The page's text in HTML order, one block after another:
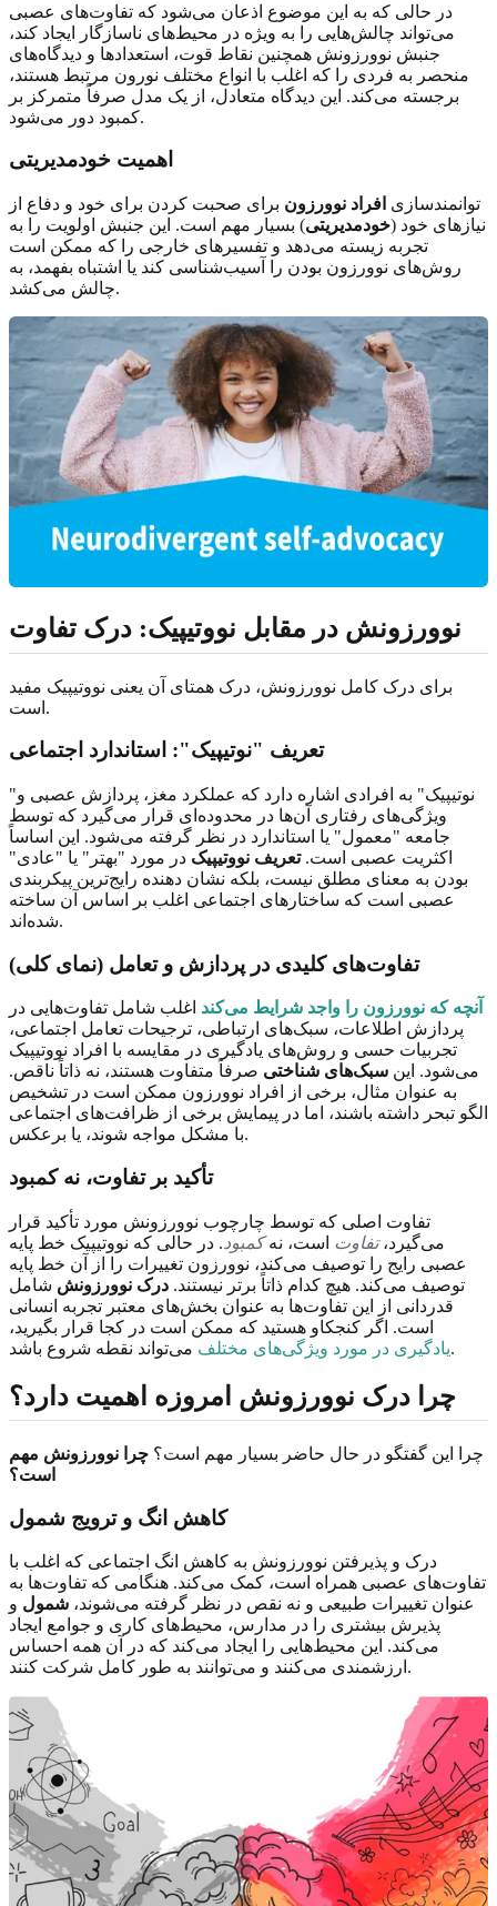
در حالی که به این موضوع اذعان می‌شود که تفاوت‌های عصبی
می‌تواند چالش‌هایی را به ویژه در محیط‌های ناسازگار ایجاد کند،
جنبش نوورزونش همچنین نقاط قوت، استعدادها و دیدگاه‌های
منحصر به فردی را که اغلب با انواع مختلف نورون مرتبط هستند،
برجسته می‌کند. این دیدگاه متعادل، از یک مدل صرفاً متمرکز بر
کمبود دور می‌شود.
اهمیت خودمدیریتی
توانمندسازی افراد نوورزون برای صحبت کردن برای خود و دفاع از
نیازهای خود (خودمدیریتی) بسیار مهم است. این جنبش اولویت را به
تجربه زیسته می‌دهد و تفسیرهای خارجی را که ممکن است
روش‌های نوورزون بودن را آسیب‌شناسی کند یا اشتباه بفهمد، به
چالش می‌کشد.
نوورزونش در مقابل نووتیپیک: درک تفاوت
برای درک کامل نوورزونش، درک همتای آن یعنی نووتیپیک مفید
است.
تعریف "نوتیپیک": استاندارد اجتماعی
"نوتیپیک" به افرادی اشاره دارد که عملکرد مغز، پردازش عصبی و
ویژگی‌های رفتاری آن‌ها در محدوده‌ای قرار می‌گیرد که توسط
جامعه "معمول" یا استاندارد در نظر گرفته می‌شود. این اساساً
اکثریت عصبی است.تعریف نووتیپیک در مورد "بهتر" یا "عادی"
بودن به معنای مطلق نیست، بلکه نشان دهنده رایج‌ترین پیکربندی
عصبی است که ساختارهای اجتماعی اغلب بر اساس آن ساخته
شده‌اند.
تفاوت‌های کلیدی در پردازش و تعامل (نمای کلی)
آنچه که نوورزون را واجد شرایط می‌کند اغلب شامل تفاوت‌هایی در
پردازش اطلاعات، سبک‌های ارتباطی، ترجیحات تعامل اجتماعی،
تجربیات حسی و روش‌های یادگیری در مقایسه با افراد نووتیپیک
می‌شود. این سبک‌های شناختی صرفاً متفاوت هستند، نه ذاتاً ناقص.
به عنوان مثال، برخی از افراد نوورزون ممکن است در تشخیص
الگو تبحر داشته باشند، اما در پیمایش برخی از ظرافت‌های اجتماعی
با مشکل مواجه شوند، یا برعکس.
تأکید بر تفاوت، نه کمبود
تفاوت اصلی که توسط چارچوب نوورزونش مورد تأکید قرار
می‌گیرد،تفاوت است، نهکمبود. در حالی که نووتیپیک خط پایه
عصبی رایج را توصیف می‌کند، نوورزون تغییرات را از آن خط پایه
توصیف می‌کند. هیچ کدام ذاتاً برتر نیستند. درک نوورزونش شامل
قدردانی از این تفاوت‌ها به عنوان بخش‌های معتبر تجربه انسانی
است. اگر کنجکاو هستید که ممکن است در کجا قرار بگیرید،
یادگیری در مورد ویژگی‌های مختلفمی‌تواند نقطه شروع باشد.
چرا درک نوورزونش امروزه اهمیت دارد؟
چرا این گفتگو در حال حاضر بسیار مهم است؟ چرا نوورزونش مهم
است؟
کاهش انگ و ترویج شمول
درک و پذیرفتن نوورزونش به کاهش انگ اجتماعی که اغلب با
تفاوت‌های عصبی همراه است، کمک می‌کند. هنگامی که تفاوت‌ها به
عنوان تغییرات طبیعی و نه نقص در نظر گرفته می‌شوند، شمول و
پذیرش بیشتری را در مدارس، محیط‌های کاری و جوامع ایجاد
می‌کند. این محیط‌هایی را ایجاد می‌کند که در آن همه احساس
ارزشمندی می‌کنند و می‌توانند به طور کامل شرکت کنند.